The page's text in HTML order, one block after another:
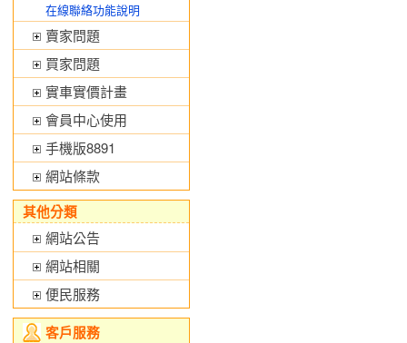
在線聯絡功能說明
賣家問題
買家問題
實車實價計畫
會員中心使用
手機版8891
網站條款
其他分類
網站公告
網站相關
便民服務
客戶服務